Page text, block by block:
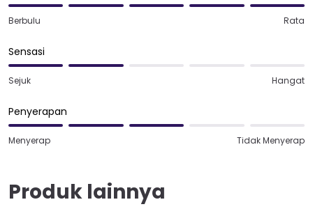
Berbulu Rata
Sensasi
Sejuk Hangat
Penyerapan
Menyerap Tidak Menyerap
Produk lainnya